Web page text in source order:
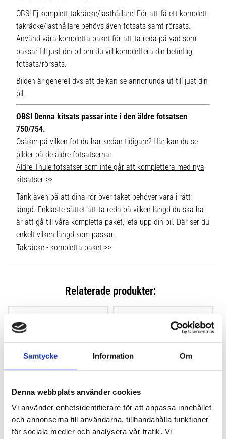
Samtycke Information Om
Denna webbplats använder cookies
Vi använder enhetsidentifierare för att anpassa innehållet
och annonserna till användarna, tillhandahålla funktioner
för sociala medier och analysera vår trafik. Vi
OBS! Ej komplett takräcke/lasthållare! För att få ett komplett
takräcke/lasthållare behövs även fotsats samt rörsats.
Använd våra kompletta paket för att ta reda på vad som
passar till just din bil om du vill komplettera din befintlig
fotsats/rörsats.
Bilden är generell dvs att de kan se annorlunda ut till just din
bil.
OBS! Denna kitsats passar inte i den äldre fotsatsen
750/754.
Osäker på vilken fot du har sedan tidigare? Här kan du se
bilder på de äldre fotsatserna:
Äldre Thule fotsatser som inte går att komplettera med nya
kitsatser >>
Tänk även på att dina rör över taket behöver vara i rätt
längd. Enklaste sättet att ta reda på vilken längd du ska ha
är att gå till våra kompletta paket, leta upp din bil. Där ser du
enkelt vilken längd som passar.
Takräcke - kompletta paket >>
Relaterade produkter:
THULE CLAMP EVO 4-
PACK 710500
THULE CLAMP EDGE 4-
PACK 720500
Lägg